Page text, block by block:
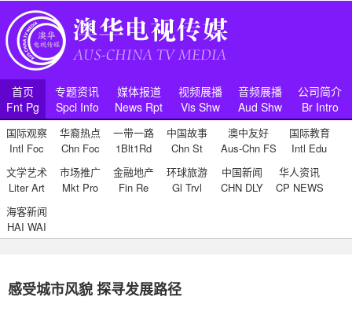
首页
Fnt Pg
专题资讯
Spcl Info
媒体报道
News Rpt
视频展播
Vis Shw
音频展播
Aud Shw
公司简介
Br Intro
国际观察
Intl Foc
华裔热点
Chn Foc
一带一路
1Blt1Rd
中国故事
Chn St
澳中友好
Aus-Chn FS
国际教育
Intl Edu
文学艺术
Liter Art
市场推广
Mkt Pro
金融地产
Fin Re
环球旅游
Gl Trvl
中国新闻
CHN DLY
华人资讯
CP NEWS
海客新闻
HAI WAI
感受城市风貌 探寻发展路径